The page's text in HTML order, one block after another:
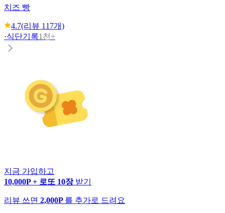
치즈 빵
4.7(리뷰 117개)
·식단기록1천+
지금 가입하고
10,000P + 로또 10장 받기
리뷰 쓰면 2,000P 를 추가로 드려요